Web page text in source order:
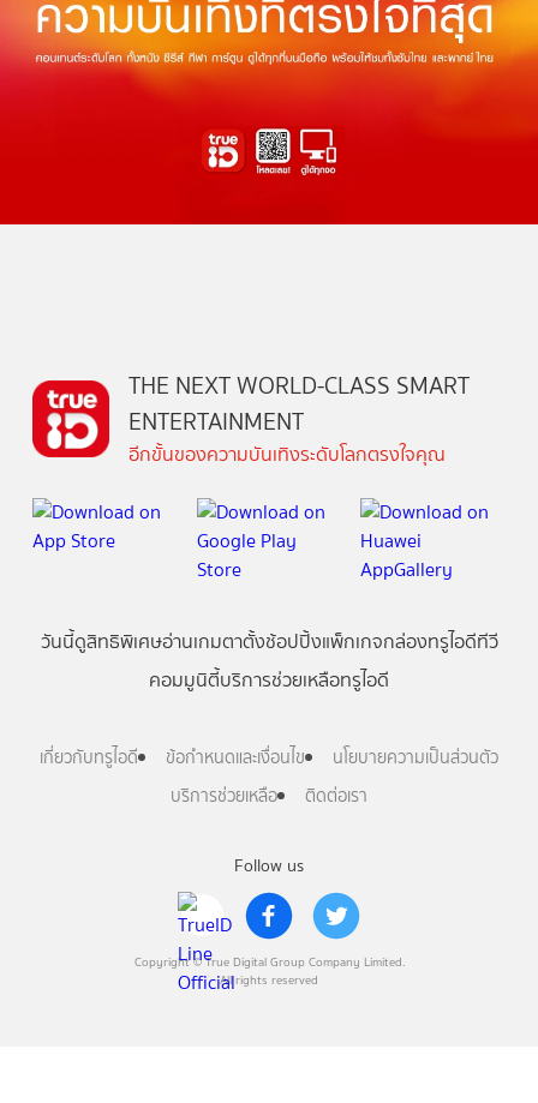
Follow us
Copyright © True Digital Group Company Limited.
All rights reserved
THE NEXT WORLD-CLASS SMART
ENTERTAINMENT
อีกขั้นของความบันเทิงระดับโลกตรงใจคุณ
วันนี้ดูสิทธิพิเศษอ่านเกมตาตั้งช้อปปิ้งแพ็กเกจกล่องทรูไอดีทีวี
คอมมูนิตี้บริการช่วยเหลือทรูไอดี
เกี่ยวกับทรูไอดี ข้อกำหนดและเงื่อนไข
นโยบายความเป็นส่วนตัว
บริการช่วยเหลือ
ติดต่อเรา